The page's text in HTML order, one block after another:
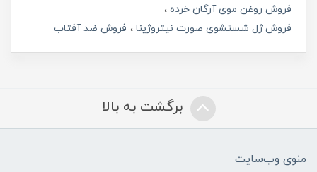
فروش روغن موی آرگان خرده
فروش ژل شستشوی صورت نیتروژینا
فروش ضد آفتاب
برگشت به بالا
منوی وب‌سایت